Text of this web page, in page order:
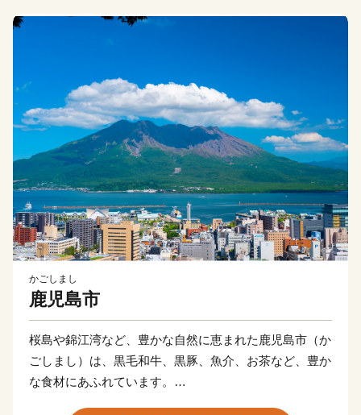
かごしまし
鹿児島市
桜島や錦江湾など、豊かな自然に恵まれた鹿児島市（か
ごしまし）は、黒毛和牛、黒豚、魚介、お茶など、豊か
な食材にあふれています。